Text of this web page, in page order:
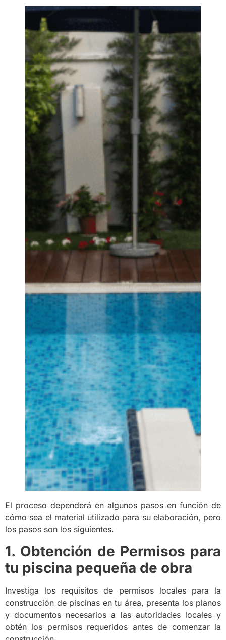
El proceso dependerá en algunos pasos en función de
cómo sea el material utilizado para su elaboración, pero
los pasos son los siguientes.
1. Obtención de Permisos para
tu piscina pequeña de obra
Investiga los requisitos de permisos locales para la
construcción de piscinas en tu área, presenta los planos
y documentos necesarios a las autoridades locales y
obtén los permisos requeridos antes de comenzar la